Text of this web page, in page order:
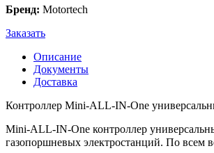
Бренд: Motortech
Заказать
Описание
Документы
Доставка
Контроллер Mini-ALL-IN-One
Mini-ALL-IN-One контроллер
газопоршневых электростанций. По всем